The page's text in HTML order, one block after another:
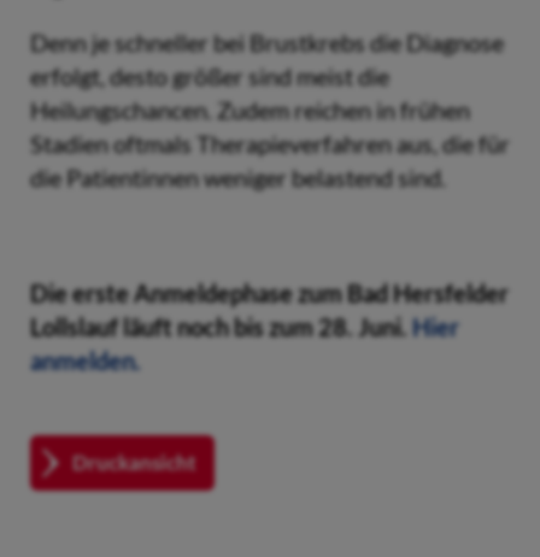
Denn je schneller bei Brustkrebs die Diagnose
erfolgt, desto größer sind meist die
Heilungschancen. Zudem reichen in frühen
Stadien oftmals Therapieverfahren aus, die für
die Patientinnen weniger belastend sind.
Die erste Anmeldephase zum Bad Hersfelder
Lollslauf läuft noch bis zum 28. Juni. Hier
anmelden.
Druckansicht